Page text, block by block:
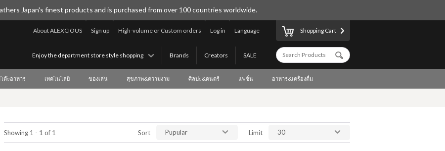
Japan's finest products and is purchased from over 100 countries worldwide.
Language
Log in
High-volume or Custom orders
Sign up
About ALEXCIOUS
SALE
Creators
Brands
Enjoy the department store style shopping
Shopping Cart
ต๊ะอาหาร เทคโนโลยี ของเล่น สุขภาพ&ความงาม ศิลปะ&ดนตรี แฟชั่น อาหาร&เครื่องดื่ม
Showing 1 - 1 of 1 Sort Pupular Limit 30